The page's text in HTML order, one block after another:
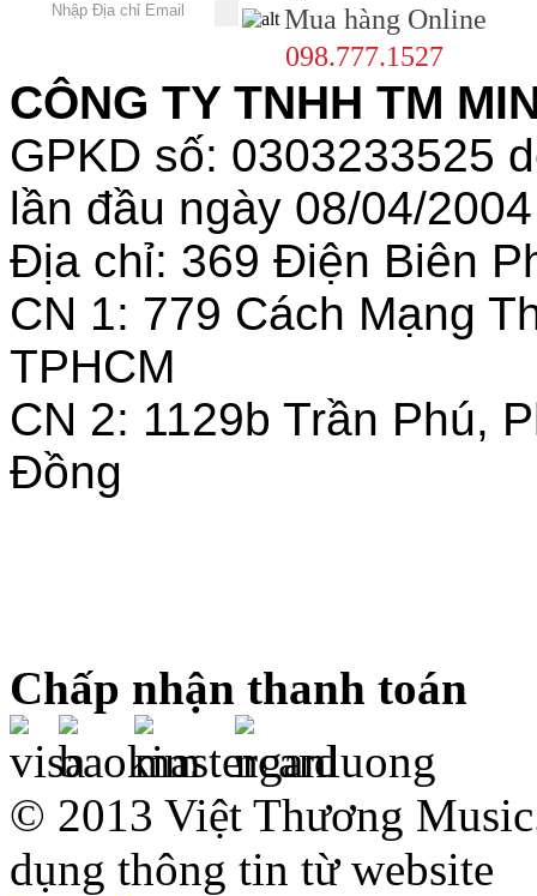
Mua hàng Online
098.777.1527
CÔNG TY TNHH TM
GPKD số: 0303233525
lần đầu ngày 08/04/2004
Địa chỉ: 369 Điện Biên
CN 1: 779 Cách Mạng
TPHCM
CN 2: 1129b Trần Phú,
Đồng
Chấp nhận thanh toán
© 2013 Việt Thương
dụng thông tin từ website